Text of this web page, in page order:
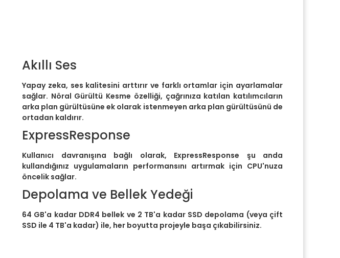
Akıllı Ses
Yapay zeka, ses kalitesini arttırır ve farklı ortamlar için ayarlamalar
sağlar. Nöral Gürültü Kesme özelliği, çağrınıza katılan katılımcıların
arka plan gürültüsüne ek olarak istenmeyen arka plan gürültüsünü de
ortadan kaldırır.
ExpressResponse
Kullanıcı davranışına bağlı olarak, ExpressResponse şu anda
kullandığınız uygulamaların performansını artırmak için CPU'nuza
öncelik sağlar.
Depolama ve Bellek Yedeği
64 GB'a kadar DDR4 bellek ve 2 TB'a kadar SSD depolama (veya çift
SSD ile 4 TB'a kadar) ile, her boyutta projeyle başa çıkabilirsiniz.